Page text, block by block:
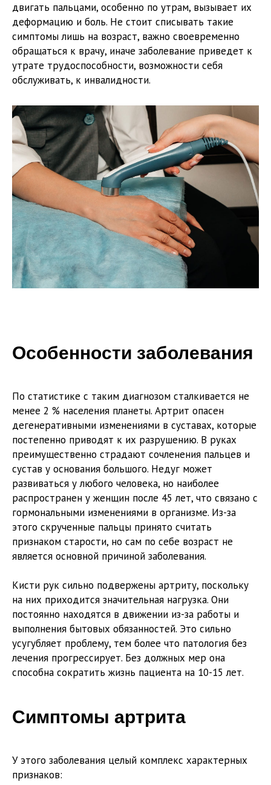
двигать пальцами, особенно по утрам, вызывает их
деформацию и боль. Не стоит списывать такие
симптомы лишь на возраст, важно своевременно
обращаться к врачу, иначе заболевание приведет к
утрате трудоспособности, возможности себя
обслуживать, к инвалидности.
Особенности заболевания
По статистике с таким диагнозом сталкивается не
менее 2 % населения планеты. Артрит опасен
дегенеративными изменениями в суставах, которые
постепенно приводят к их разрушению. В руках
преимущественно страдают сочленения пальцев и
сустав у основания большого. Недуг может
развиваться у любого человека, но наиболее
распространен у женщин после 45 лет, что связано с
гормональными изменениями в организме. Из-за
этого скрученные пальцы принято считать
признаком старости, но сам по себе возраст не
является основной причиной заболевания.
Кисти рук сильно подвержены артриту, поскольку
на них приходится значительная нагрузка. Они
постоянно находятся в движении из-за работы и
выполнения бытовых обязанностей. Это сильно
усугубляет проблему, тем более что патология без
лечения прогрессирует. Без должных мер она
способна сократить жизнь пациента на 10-15 лет.
Симптомы артрита
У этого заболевания целый комплекс характерных
признаков: